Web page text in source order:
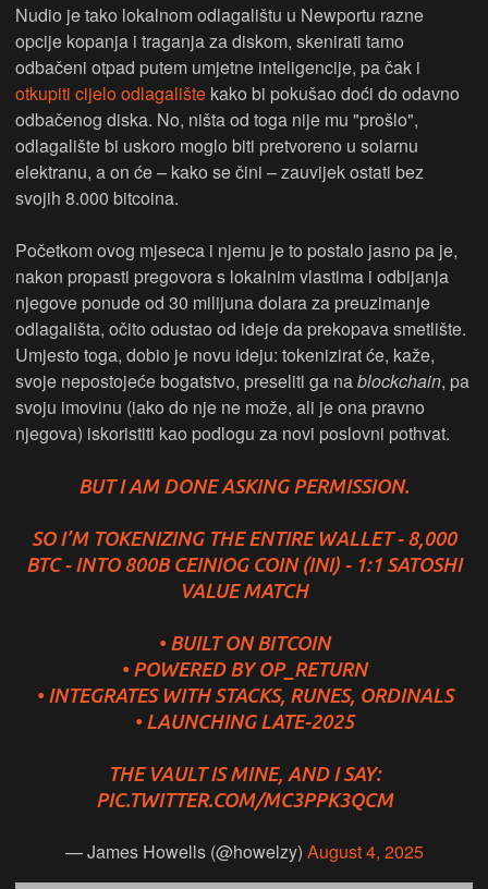
Nudio je tako lokalnom odlagalištu u Newportu razne
opcije kopanja i traganja za diskom, skenirati tamo
odbačeni otpad putem umjetne inteligencije, pa čak i
otkupiti cijelo odlagalište kako bi pokušao doći do odavno
odbačenog diska. No, ništa od toga nije mu "prošlo",
odlagalište bi uskoro moglo biti pretvoreno u solarnu
elektranu, a on će – kako se čini – zauvijek ostati bez
svojih 8.000 bitcoina.
Početkom ovog mjeseca i njemu je to postalo jasno pa je,
nakon propasti pregovora s lokalnim vlastima i odbijanja
njegove ponude od 30 milijuna dolara za preuzimanje
odlagališta, očito odustao od ideje da prekopava smetlište.
Umjesto toga, dobio je novu ideju: tokenizirat će, kaže,
svoje nepostojeće bogatstvo, preseliti ga nablockchain, pa
svoju imovinu (iako do nje ne može, ali je ona pravno
njegova) iskoristiti kao podlogu za novi poslovni pothvat.
BUT I AM DONE ASKING PERMISSION.
SO I’M TOKENIZING THE ENTIRE WALLET - 8,000
BTC - INTO 800B CEINIOG COIN (INI) - 1:1 SATOSHI
VALUE MATCH
• BUILT ON BITCOIN
• POWERED BY OP_RETURN
• INTEGRATES WITH STACKS, RUNES, ORDINALS
• LAUNCHING LATE-2025
THE VAULT IS MINE, AND I SAY:
PIC.TWITTER.COM/MC3PPK3QCM
— James Howells (@howelzy) August 4, 2025